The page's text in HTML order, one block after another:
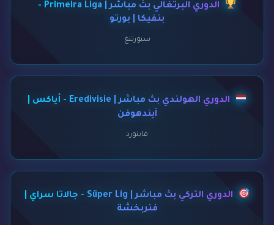
الدوري البرتغالي بث مباشر | Primeira Liga -
بنفيكا | بورتو
سبورتنغ
الدوري الهولندي بث مباشر | Eredivisie - أياكس |
آيندهوفن
فاينورد
الدوري التركي بث مباشر | Süper Lig - جالاتا سراي |
فنربخشة